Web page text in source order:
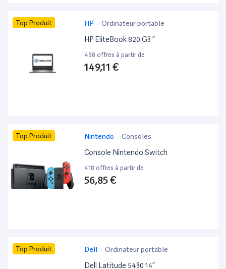
Top Produit HP - Ordinateur portable
HP EliteBook 820 G3 ”
458 offres à partir de :
149,11 €
Top Produit Nintendo - Consoles
Console Nintendo Switch
418 offres à partir de :
56,85 €
Top Produit Dell - Ordinateur portable
Dell Latitude 5430 14”